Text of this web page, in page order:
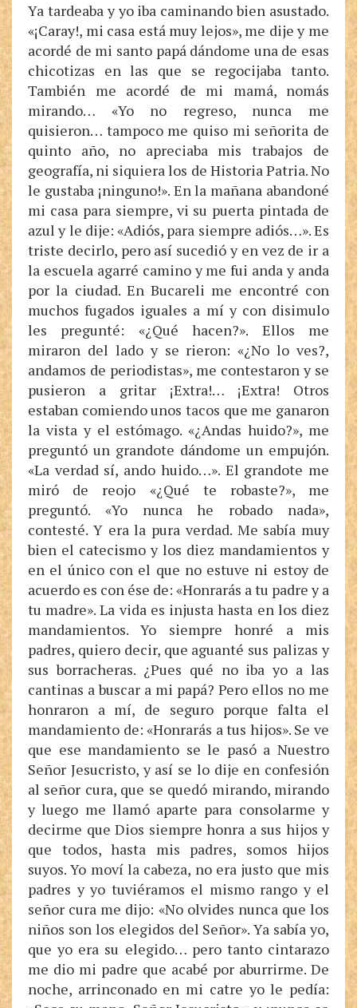
Ya tardeaba y yo iba caminando bien asustado.
«¡Caray!, mi casa está muy lejos», me dije y me
acordé de mi santo papá dándome una de esas
chicotizas en las que se regocijaba tanto.
También me acordé de mi mamá, nomás
mirando… «Yo no regreso, nunca me
quisieron… tampoco me quiso mi señorita de
quinto año, no apreciaba mis trabajos de
geografía, ni siquiera los de Historia Patria. No
le gustaba ¡ninguno!». En la mañana abandoné
mi casa para siempre, vi su puerta pintada de
azul y le dije: «Adiós, para siempre adiós…». Es
triste decirlo, pero así sucedió y en vez de ir a
la escuela agarré camino y me fui anda y anda
por la ciudad. En Bucareli me encontré con
muchos fugados iguales a mí y con disimulo
les pregunté: «¿Qué hacen?». Ellos me
miraron del lado y se rieron: «¿No lo ves?,
andamos de periodistas», me contestaron y se
pusieron a gritar ¡Extra!… ¡Extra! Otros
estaban comiendo unos tacos que me ganaron
la vista y el estómago. «¿Andas huido?», me
preguntó un grandote dándome un empujón.
«La verdad sí, ando huido…». El grandote me
miró de reojo «¿Qué te robaste?», me
preguntó. «Yo nunca he robado nada»,
contesté. Y era la pura verdad. Me sabía muy
bien el catecismo y los diez mandamientos y
en el único con el que no estuve ni estoy de
acuerdo es con ése de: «Honrarás a tu padre y a
tu madre». La vida es injusta hasta en los diez
mandamientos. Yo siempre honré a mis
padres, quiero decir, que aguanté sus palizas y
sus borracheras. ¿Pues qué no iba yo a las
cantinas a buscar a mi papá? Pero ellos no me
honraron a mí, de seguro porque falta el
mandamiento de: «Honrarás a tus hijos». Se ve
que ese mandamiento se le pasó a Nuestro
Señor Jesucristo, y así se lo dije en confesión
al señor cura, que se quedó mirando, mirando
y luego me llamó aparte para consolarme y
decirme que Dios siempre honra a sus hijos y
que todos, hasta mis padres, somos hijos
suyos. Yo moví la cabeza, no era justo que mis
padres y yo tuviéramos el mismo rango y el
señor cura me dijo: «No olvides nunca que los
niños son los elegidos del Señor». Ya sabía yo,
que yo era su elegido… pero tanto cintarazo
me dio mi padre que acabé por aburrirme. De
noche, arrinconado en mi catre yo le pedía: